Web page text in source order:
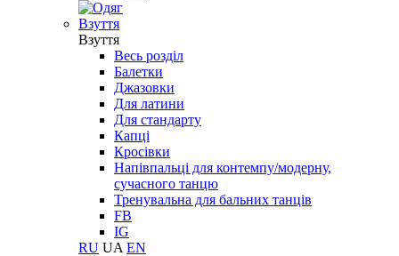
Взуття
Взуття
Весь розділ
Балетки
Джазовки
Для латини
Для стандарту
Капці
Кросівки
Напівпальці для контемпу/модерну,
сучасного танцю
Тренувальна для бальних танців
FB
IG
RU UA EN